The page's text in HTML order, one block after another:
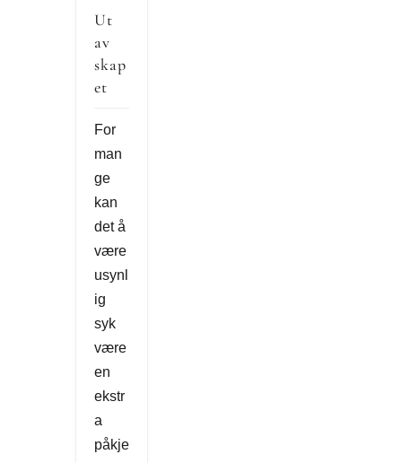
Ut
av
skap
et
For
man
ge
kan
det å
være
usynl
ig
syk
være
en
ekstr
a
påkje